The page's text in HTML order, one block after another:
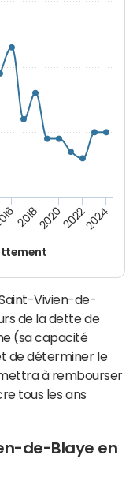
2018202020222024
Vivien-de-
de la dette de
(sa capacité
de déterminer le
à rembourser
tous les ans
de-Blaye en